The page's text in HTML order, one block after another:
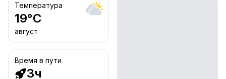
Температура
19°C
август
Время в пути
3ч